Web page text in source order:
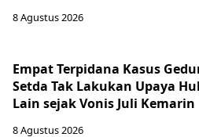
8 Agustus 2026
Empat Terpidana Kasus
Setda Tak Lakukan Upaya
Lain sejak Vonis Juli Kemarin
8 Agustus 2026